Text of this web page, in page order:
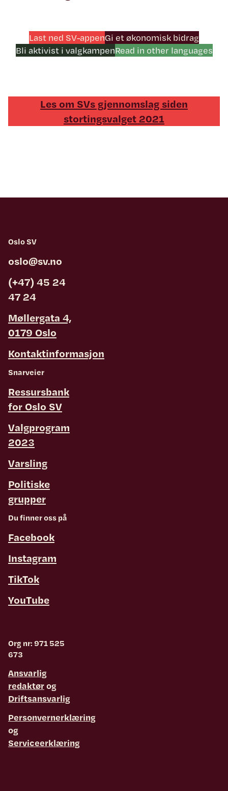
Last ned SV-appenGi et økonomisk bidrag
Bli aktivist i valgkampenRead in other languages
Les om SVs gjennomslag siden
stortingsvalget 2021
Oslo SV
oslo@sv.no
(+47) 45 24
47 24
Møllergata 4,
0179 Oslo
Kontaktinformasjon
Snarveier
Ressursbank
for Oslo SV
Valgprogram
2023
Varsling
Politiske
grupper
Du finner oss på
Facebook
Instagram
TikTok
YouTube
Org nr: 971 525
673
Ansvarlig
redaktørog
Driftsansvarlig
Personvernerklæring
og
Serviceerklæring